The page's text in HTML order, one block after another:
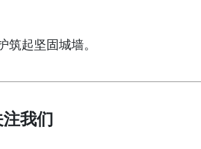
筑起坚固城墙。
我们